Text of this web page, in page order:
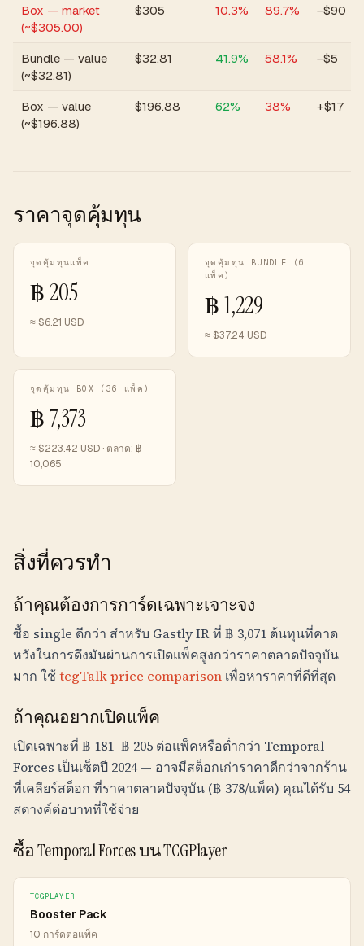
Box — market
(~$305.00)
$305 10.3% 89.7% −$90
Bundle — value
(~$32.81)
$32.81 41.9% 58.1% −$5
Box — value
(~$196.88)
$196.88 62% 38% +$17
ราคาจุดคุ้มทุน
จุดคุ้มทุนแพ็ค
฿205
≈ $6.21 USD
จุดคุ้มทุน BUNDLE (6
แพ็ค)
฿1,229
≈ $37.24 USD
จุดคุ้มทุน BOX (36 แพ็ค)
฿7,373
≈ $223.42 USD · ตลาด: ฿
10,065
สิ่งที่ควรทำ
ถ้าคุณต้องการการ์ดเฉพาะเจาะจง
ซื้อ single ดีกว่า สำหรับ Gastly IR ที่ ฿ 3,071 ต้นทุนที่คาด
หวังในการดึงมันผ่านการเปิดแพ็คสูงกว่าราคาตลาดปัจจุบัน
มาก ใช้tcgTalk price comparison เพื่อหาราคาที่ดีที่สุด
ถ้าคุณอยากเปิดแพ็ค
เปิดเฉพาะที่ ฿ 181–฿ 205 ต่อแพ็คหรือต่ำกว่า Temporal
Forces เป็นเซ็ตปี 2024 — อาจมีสต็อกเก่าราคาดีกว่าจากร้าน
ที่เคลียร์สต็อก ที่ราคาตลาดปัจจุบัน (฿ 378/แพ็ค) คุณได้รับ 54
สตางค์ต่อบาทที่ใช้จ่าย
ซื้อ Temporal Forces บน TCGPlayer
TCGPLAYER
Booster Pack
10 การ์ดต่อแพ็ค